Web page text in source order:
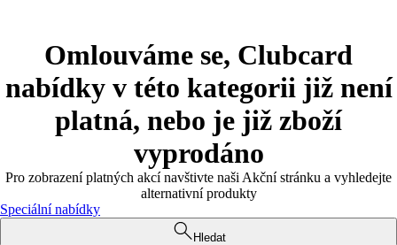
Omlouváme se, Clubcard
nabídky v této kategorii již není
platná, nebo je již zboží
vyprodáno
Pro zobrazení platných akcí navštivte naši Akční stránku a vyhledejte
alternativní produkty
Speciální nabídky
Hledat